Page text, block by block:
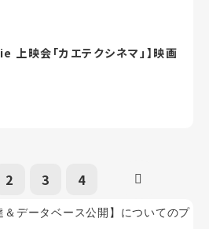
映会「カエテクシネマ」】映画
2 3 4